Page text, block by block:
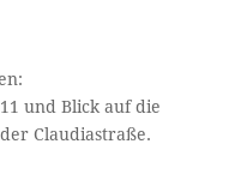
und Blick auf die
Claudiastraße.